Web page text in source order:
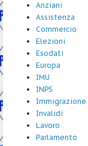
Anziani
Assistenza
Commercio
Elezioni
Esodati
Europa
IMU
INPS
Immigrazione
Invalidi
Lavoro
Parlamento